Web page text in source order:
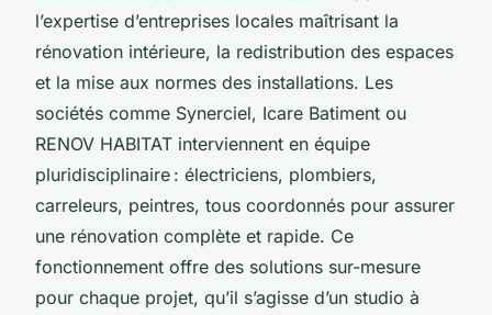
l’expertise d’entreprises locales maîtrisant la
rénovation intérieure, la redistribution des espaces
et la mise aux normes des installations. Les
sociétés comme Synerciel, Icare Batiment ou
RENOV HABITAT interviennent en équipe
pluridisciplinaire : électriciens, plombiers,
carreleurs, peintres, tous coordonnés pour assurer
une rénovation complète et rapide. Ce
fonctionnement offre des solutions sur-mesure
pour chaque projet, qu’il s’agisse d’un studio à